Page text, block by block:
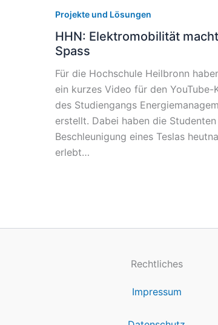
Projekte und Lösungen
HHN: Elektromobilität macht
Spass
Für die Hochschule Heilbronn
ein kurzes Video für den YouTube-
des Studiengangs
erstellt. Dabei haben die
Beschleunigung eines Teslas
erlebt…
Rechtliches
Impressum